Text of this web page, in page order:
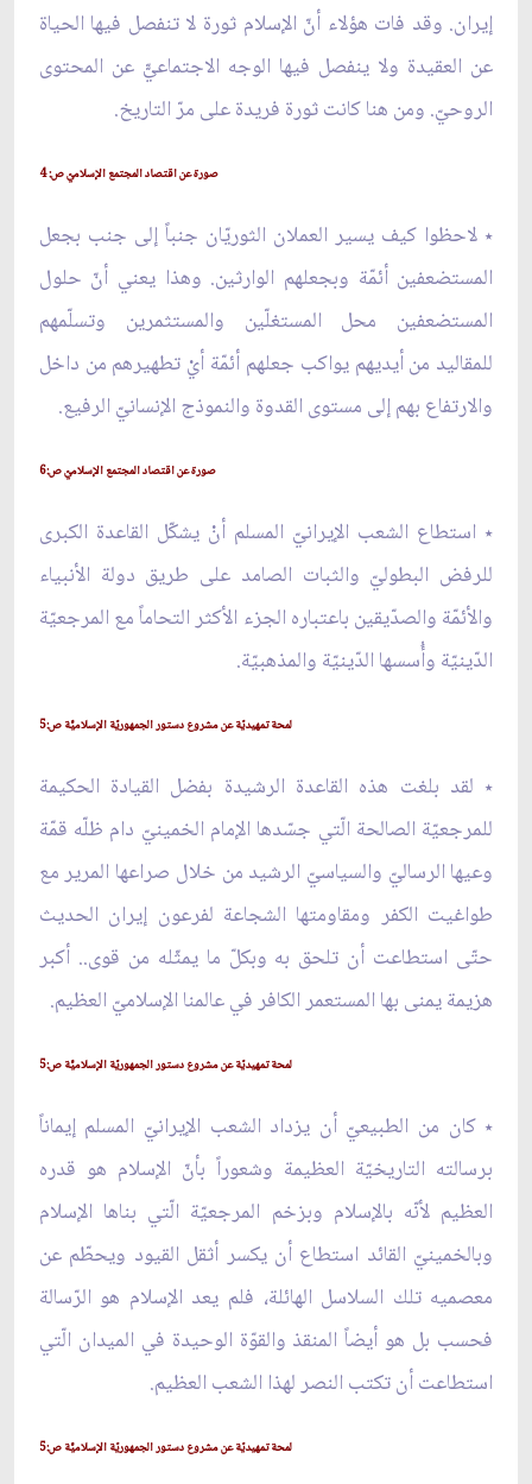
إيران. وقد فات هؤلاء أنّ الإسلام ثورة لا تنفصل فيها الحياة
عن العقيدة ولا ينفصل فيها الوجه الاجتماعيّّ عن المحتوى
الروحيّ. ومن هنا كانت ثورة فريدة على مرّ التاريخ.
صورة عن اقتصاد المجتمع الإسلاميّ ص: 4
٭ لاحظوا كيف يسير العملان الثوريّان جنباً إلى جنب بجعل
المستضعفين أئمّة وبجعلهم الوارثين. وهذا يعني أنّ حلول
المستضعفين محل المستغلّين والمستثمرين وتسلّمهم
للمقاليد من أيديهم يواكب جعلهم أئمّة أيْ تطهيرهم من داخل
والارتفاع بهم إلى مستوى القدوة والنموذج الإنسانيّ الرفيع.
صورة عن اقتصاد المجتمع الإسلاميّ ص:6
٭ استطاع الشعب الإيرانيّ المسلم أنْ يشكّل القاعدة الكبرى
للرفض البطوليّ والثبات الصامد على طريق دولة الأنبياء
والأئمّة والصدّيقين باعتباره الجزء الأكثر التحاماً مع المرجعيّة
الدّينيّة وأُسسها الدّينيّة والمذهبيّة.
لمحة تمهيديّة عن مشروع دستور الجمهوريّة الإسلاميّّة ص:5
٭ لقد بلغت هذه القاعدة الرشيدة بفضل القيادة الحكيمة
للمرجعيّة الصالحة الّتي جسّدها الإمام الخمينيّ دام ظلّه قمّة
وعيها الرساليّ والسياسيّ الرشيد من خلال صراعها المرير مع
طواغيت الكفر ومقاومتها الشجاعة لفرعون إيران الحديث
حتّى استطاعت أن تلحق به وبكلّ ما يمثّله من قوى.. أكبر
هزيمة يمنى بها المستعمر الكافر في عالمنا الإسلاميّ العظيم.
لمحة تمهيديّة عن مشروع دستور الجمهوريّة الإسلاميّّة ص:5
٭ كان من الطبيعيّ أن يزداد الشعب الإيرانيّ المسلم إيماناً
برسالته التاريخيّة العظيمة وشعوراً بأنّ الإسلام هو قدره
العظيم لأنّه بالإسلام وبزخم المرجعيّة الّتي بناها الإسلام
وبالخمينيّ القائد استطاع أن يكسر أثقل القيود ويحطّم عن
معصميه تلك السلاسل الهائلة، فلم يعد الإسلام هو الرّسالة
فحسب بل هو أيضاً المنقذ والقوّة الوحيدة في الميدان الّتي
استطاعت أن تكتب النصر لهذا الشعب العظيم.
لمحة تمهيديّة عن مشروع دستور الجمهوريّة الإسلاميّّة ص:5